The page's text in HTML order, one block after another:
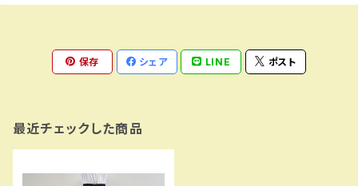
保存 シェア LINE ポスト
最近チェックした商品